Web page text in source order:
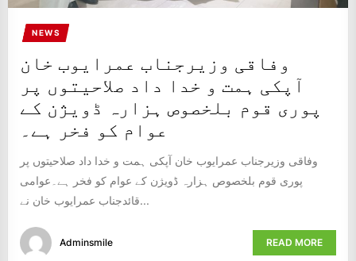
NEWS
وفاقی وزیرجناب عمرایوب خان
آپکی ہمت و خدا داد صلاحیتوں پر
پوری قوم بلخصوص ہزارہ ڈویژن کے
عوام کو فخر ہے۔
وفاقی وزیرجناب عمرایوب خان آپکی ہمت و خدا داد صلاحیتوں پر
پوری قوم بلخصوص ہزارہ ڈویژن کے عوام کو فخر ہے۔عوامی
قائدجناب عمرایوب خان نے...
Adminsmile READ MORE